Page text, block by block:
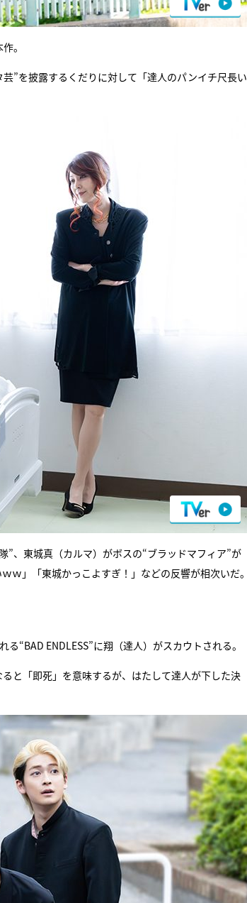
。
”を披露するくだりに対して「達人のパンイチ尺長い
”、東城真（カルマ）がボスの“ブラッドマフィア”が
ｗ」「東城かっこよすぎ！」などの反響が相次いだ。
“BAD ENDLESS”に翔（達人）がスカウトされる。
と「即死」を意味するが、はたして達人が下した決